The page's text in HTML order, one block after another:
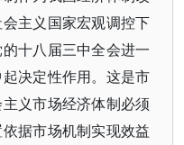
主义国家宏观调控下
十八届三中全会进一
决定性作用。这是市
义市场经济体制必须
据市场机制实现效益